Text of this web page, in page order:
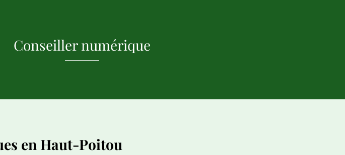
Conseiller numérique
en Haut-Poitou